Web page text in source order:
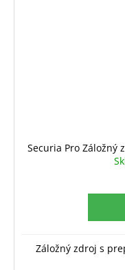
Securia Pro Záložný
Záložný zdroj s